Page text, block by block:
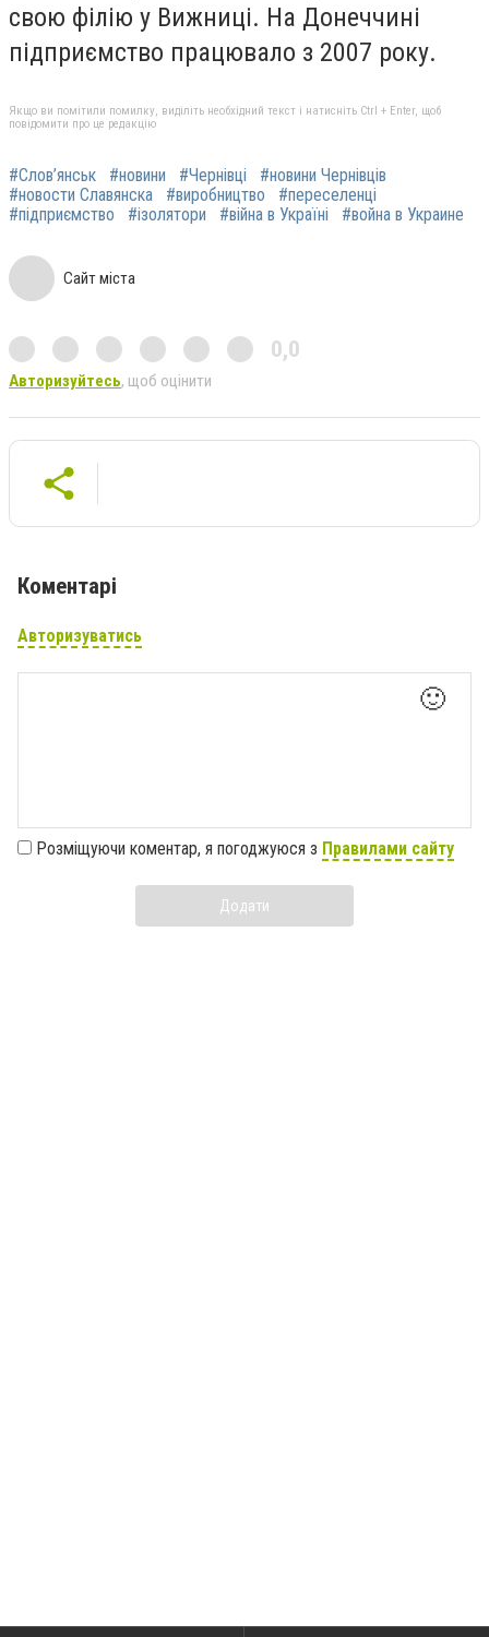
свою філію у Вижниці. На Донеччині
підприємство працювало з 2007 року.
Якщо ви помітили помилку, виділіть необхідний текст і натисніть Ctrl + Enter, щоб
повідомити про це редакцію
#Слов’янськ #новини #Чернівці
#новини Чернівців
#новости Славянска
#виробництво
#переселенці
#підприємство
#ізолятори #війна в Україні #война в Украине
Сайт міста
0,0
Авторизуйтесь, щоб оцінити
Коментарі
Авторизуватись
🙂
Розміщуючи коментар, я погоджуюся з Правилами сайту
Додати